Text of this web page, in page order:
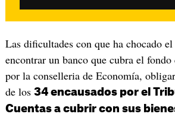
Las dificultades con que ha chocado
encontrar un banco que cubra el fondo
por la conselleria de Economía,
de los 34 encausados por el
Cuentas a cubrir con sus